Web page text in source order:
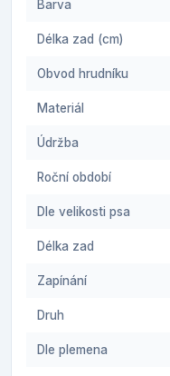
Barva
Délka zad (cm)
Obvod hrudníku
Materiál
Údržba
Roční období
Dle velikosti psa
Délka zad
Zapínání
Druh
Dle plemena